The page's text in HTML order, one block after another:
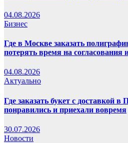
04.08.2026
Бизнес
Где в Москве заказать
потерять время на согласования
04.08.2026
Актуально
Где заказать букет с доставкой
понравились и приехали вовремя
30.07.2026
Новости